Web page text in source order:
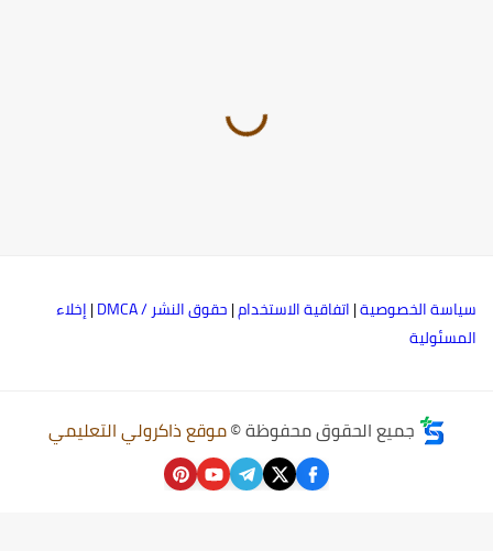
الخصوصية|اتفاقية الاستخدام|حقوق النشر / DMCA |إخلاء
جميع الحقوق محفوظة ©موقع ذاكرولي التعليمي